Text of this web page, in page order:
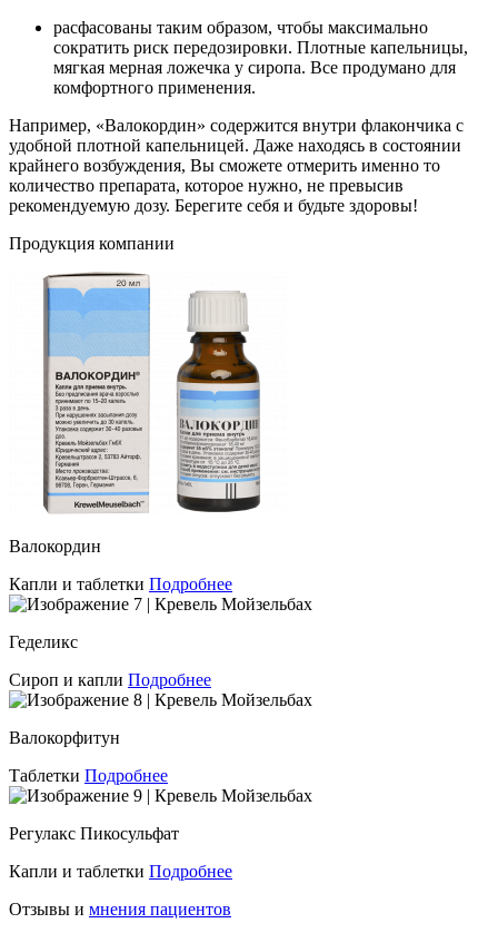
расфасованы таким образом, чтобы максимально
сократить риск передозировки. Плотные капельницы,
мягкая мерная ложечка у сиропа. Все продумано для
комфортного применения.
Например, «Валокордин» содержится внутри флакончика с
удобной плотной капельницей. Даже находясь в состоянии
крайнего возбуждения, Вы сможете отмерить именно то
количество препарата, которое нужно, не превысив
рекомендуемую дозу. Берегите себя и будьте здоровы!
Продукция компании
Валокордин
Капли и таблетки Подробнее
Геделикс
Сироп и капли Подробнее
Валокорфитун
Таблетки Подробнее
Регулакс Пикосульфат
Капли и таблетки Подробнее
Отзывы и мнения пациентов